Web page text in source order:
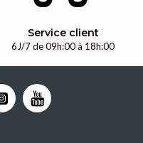
Service client
6J/7 de 09h:00 à 18h:00